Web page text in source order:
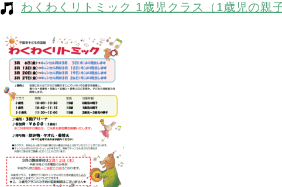
わくわくリトミック 1歳児クラス（1歳児の親